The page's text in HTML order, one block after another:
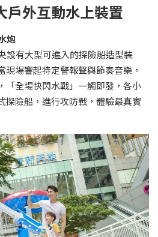
戶外互動水上裝置
炮
設有大型可進入的探險船造型裝
現場響起特定警報聲與節奏音樂，
「全場快閃水戰」一觸即發，各小
探險船，進行攻防戰，體驗最真實